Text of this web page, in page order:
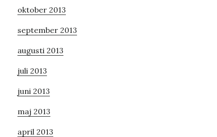
oktober 2013
september 2013
augusti 2013
juli 2013
juni 2013
maj 2013
april 2013